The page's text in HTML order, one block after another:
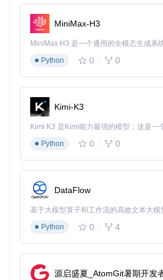
程，支持多种认证模式：
密码模式：传统用户名密码登录
短信模式 ：动态验证码登录
认证流程采用"令牌中继"模式，用户认
牌，后续服务间调用通过令牌传递实
SaaS应用常需数据隔离，Pig的动态
离策略：
Schema隔离：不同租户使用同一
混合隔离 ：核心数据Schema隔离
urceAutoConfiguration.java
MiniMax-H3
Python
0 0
Kimi-K3
Python
0 0
DataFlow
基于大模型算子和工作流的高效文本大
Python
0 4
源启盛夏_AtomGit暑期开发